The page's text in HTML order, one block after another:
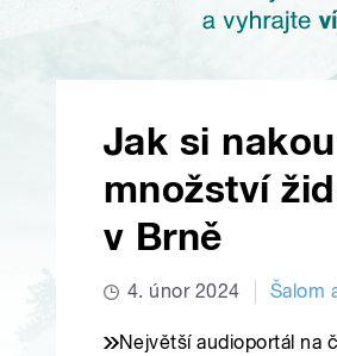
Jak si
množství
v Brně
4. únor 2024 Šalom
Největší audioportál na